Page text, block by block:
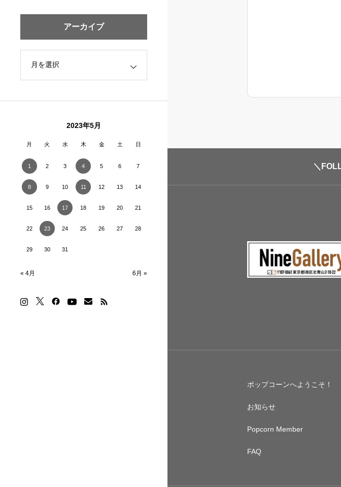
アーカイブ
2023年5月
月 火 水 木 金 土 日
1 2 3 4 5 6 7
8 9 10 11 12 13 14
15 16 17 18 19 20 21
22 23 24 25 26 27 28
29 30 31
« 4月 6月 »
＼
ポップコーンへようこそ！
お知らせ
Popcorn Member
FAQ